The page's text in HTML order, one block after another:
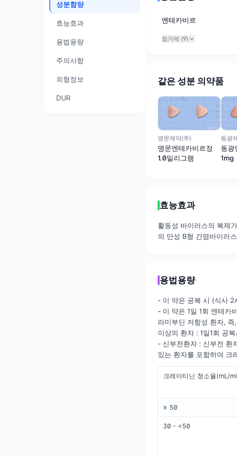
성분함량
효능효과
용법용량
주의사항
외형정보
DUR
엔테카비르
첨가제 (9)
같은 성분 의약품
명문제약(주)
명문엔테카비르정
1.0밀리그램
동광
동광
1mg
효능효과
활동성 바이러스의 복제
의 만성 B형 간염바이러
용법용량
- 이 약은 공복 시 (식사 2
- 이 약은 1일 1회 엔테카
라미부딘 저항성 환자,
이상의 환자 : 1일1회 공
- 신부전환자 : 신부전 환
있는 환자를 포함하여 크
크레아티닌 청소율(mL/
≥ 50
30 - <50